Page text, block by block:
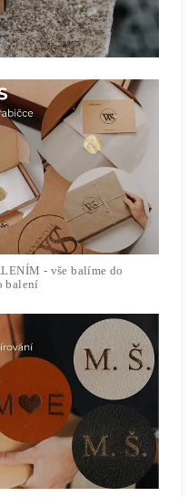
- vše balíme do
balení